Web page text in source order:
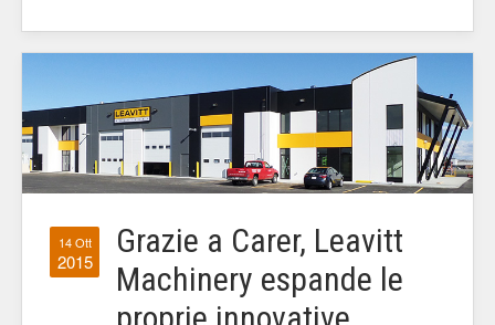
14 Ott
2015
Grazie a Carer, Leavitt
Machinery espande le